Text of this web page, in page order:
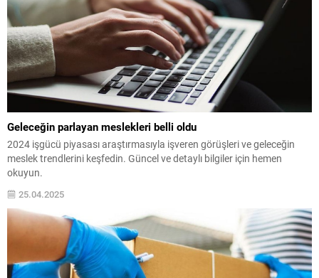
Geleceğin parlayan meslekleri belli oldu
2024 işgücü piyasası araştırmasıyla işveren görüşleri ve geleceğin
meslek trendlerini keşfedin. Güncel ve detaylı bilgiler için hemen
okuyun.
25.04.2025